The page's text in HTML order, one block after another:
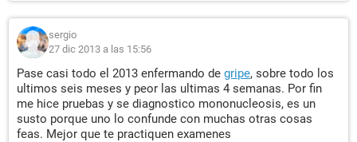
sergio
27 dic 2013 a las 15:56
Pase casi todo el 2013 enfermando de gripe, sobre todo los
ultimos seis meses y peor las ultimas 4 semanas. Por fin
me hice pruebas y se diagnostico mononucleosis, es un
susto porque uno lo confunde con muchas otras cosas
feas. Mejor que te practiquen examenes